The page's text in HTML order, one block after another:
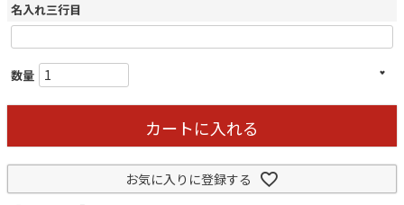
名入れ三行目
カートに入れる
お気に入りに登録する